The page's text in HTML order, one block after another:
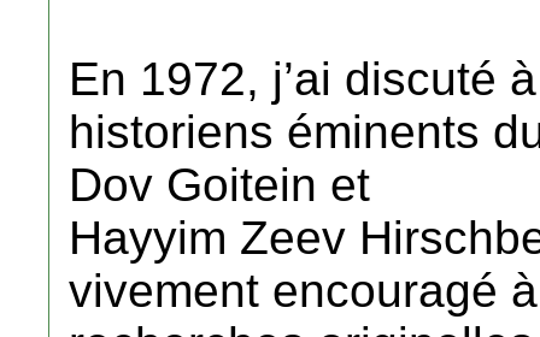
En 1972, j’ai discuté
historiens éminents
Dov Goitein et
Hayyim Zeev
vivement encouragé